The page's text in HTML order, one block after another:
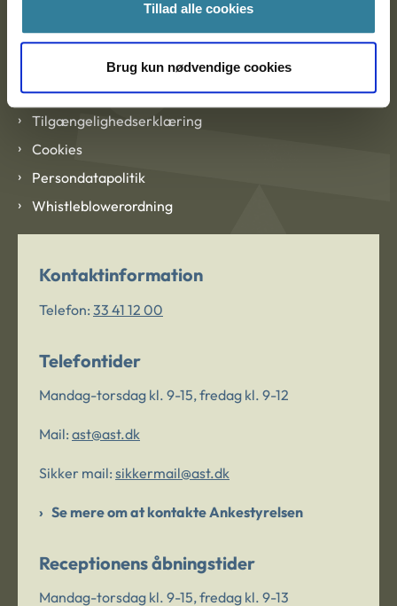
Tillad alle cookies
Brug kun nødvendige cookies
Tilgængelighedserklæring
Cookies
Persondatapolitik
Whistleblowerordning
Kontaktinformation
Telefon: 33 41 12 00
Telefontider
Mandag-torsdag kl. 9-15, fredag kl. 9-12
Mail: ast@ast.dk
Sikker mail: sikkermail@ast.dk
Se mere om at kontakte Ankestyrelsen
Receptionens åbningstider
Mandag-torsdag kl. 9-15, fredag kl. 9-13